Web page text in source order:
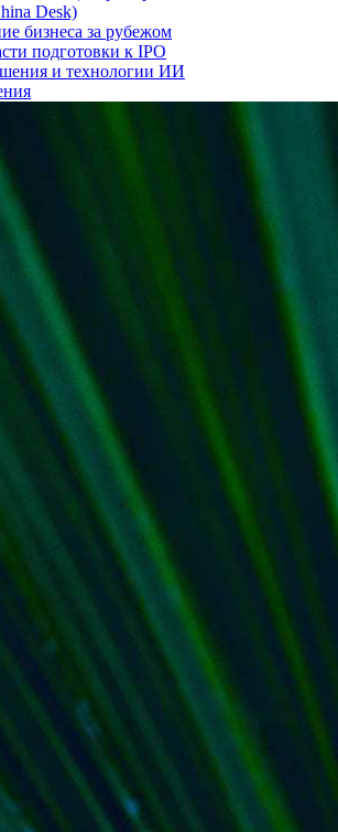
Desk)
бизнеса за рубежом
подготовки к IPO
и технологии ИИ